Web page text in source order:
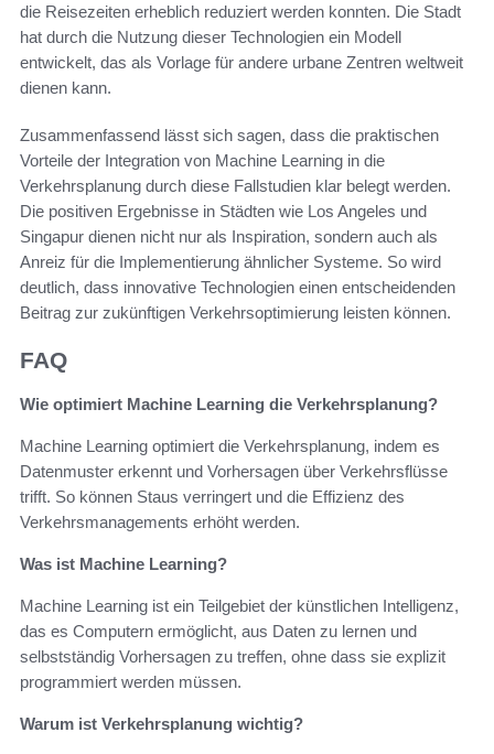
die Reisezeiten erheblich reduziert werden konnten. Die Stadt
hat durch die Nutzung dieser Technologien ein Modell
entwickelt, das als Vorlage für andere urbane Zentren weltweit
dienen kann.
Zusammenfassend lässt sich sagen, dass die praktischen
Vorteile der Integration von Machine Learning in die
Verkehrsplanung durch diese Fallstudien klar belegt werden.
Die positiven Ergebnisse in Städten wie Los Angeles und
Singapur dienen nicht nur als Inspiration, sondern auch als
Anreiz für die Implementierung ähnlicher Systeme. So wird
deutlich, dass innovative Technologien einen entscheidenden
Beitrag zur zukünftigen Verkehrsoptimierung leisten können.
FAQ
Wie optimiert Machine Learning die Verkehrsplanung?
Machine Learning optimiert die Verkehrsplanung, indem es
Datenmuster erkennt und Vorhersagen über Verkehrsflüsse
trifft. So können Staus verringert und die Effizienz des
Verkehrsmanagements erhöht werden.
Was ist Machine Learning?
Machine Learning ist ein Teilgebiet der künstlichen Intelligenz,
das es Computern ermöglicht, aus Daten zu lernen und
selbstständig Vorhersagen zu treffen, ohne dass sie explizit
programmiert werden müssen.
Warum ist Verkehrsplanung wichtig?